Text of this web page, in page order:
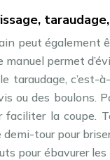
peut également
permet
taraudage,
ou des boulons.
faciliter la coupe.
tour pour
pour ébavurer